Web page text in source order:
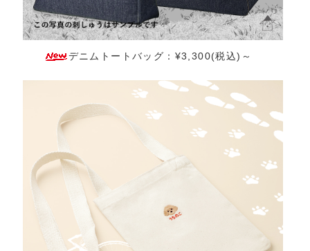
デニムトートバッグ：¥3,300(税込)～